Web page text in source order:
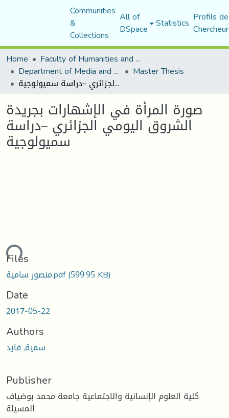
Communities
&
Collections
All of
DSpace Statistics Profils
Home
Faculty of Humanities and Social Sciences
Department of Media and Communication Studies Master Thesis
صورة المرأة في الإشهارات بجريدة الشروق اليومي الجزائري –دراسة سميولوجية
صورة المرأة في الإشهارات بجريدة
الشروق اليومي الجزائري –دراسة
سميولوجية
Files
منصور سامية.pdf(599.95 KB)
Date
2017-05-22
Authors
سمية, فايد
Publisher
كلية العلوم الإنسانية والاجتماعية جامعة محمد بوضياف
المسيلة